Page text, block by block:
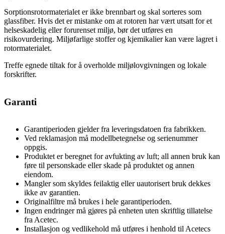
Sorptionsrotormaterialet er ikke brennbart og skal sorteres som
glassfiber. Hvis det er mistanke om at rotoren har vært utsatt for et
helseskadelig eller forurenset miljø, bør det utføres en
risikovurdering. Miljøfarlige stoffer og kjemikalier kan være lagret i
rotormaterialet.
Treffe egnede tiltak for å overholde miljølovgivningen og lokale
forskrifter.
Garanti
Garantiperioden gjelder fra leveringsdatoen fra fabrikken.
Ved reklamasjon må modellbetegnelse og serienummer
oppgis.
Produktet er beregnet for avfukting av luft; all annen bruk kan
føre til personskade eller skade på produktet og annen
eiendom.
Mangler som skyldes feilaktig eller uautorisert bruk dekkes
ikke av garantien.
Originalfiltre må brukes i hele garantiperioden.
Ingen endringer må gjøres på enheten uten skriftlig tillatelse
fra Acetec.
Installasjon og vedlikehold må utføres i henhold til Acetecs